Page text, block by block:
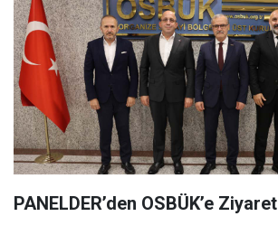
PANELDER’den OSBÜK’e Ziyaret